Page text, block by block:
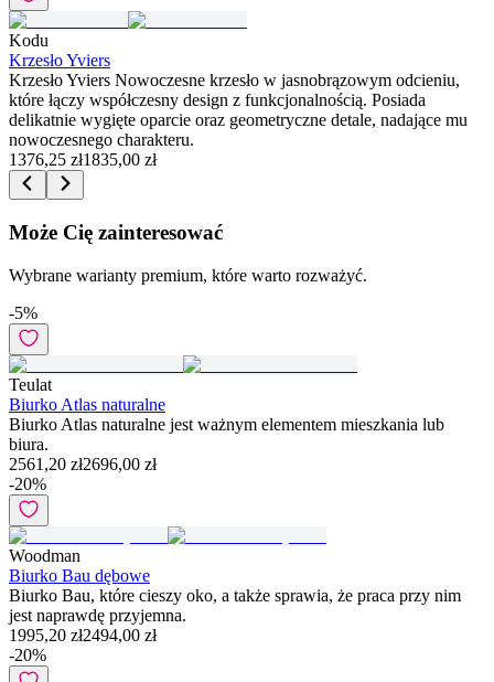
Kodu
Krzesło Yviers
Krzesło Yviers Nowoczesne krzesło w jasnobrązowym odcieniu,
które łączy współczesny design z funkcjonalnością. Posiada
delikatnie wygięte oparcie oraz geometryczne detale, nadające mu
nowoczesnego charakteru.
1376,25 zł1835,00 zł
Może Cię zainteresować
Wybrane warianty premium, które warto rozważyć.
-5%
Teulat
Biurko Atlas naturalne
Biurko Atlas naturalne jest ważnym elementem mieszkania lub
biura.
2561,20 zł2696,00 zł
-20%
Woodman
Biurko Bau dębowe
Biurko Bau, które cieszy oko, a także sprawia, że praca przy nim
jest naprawdę przyjemna.
1995,20 zł2494,00 zł
-20%